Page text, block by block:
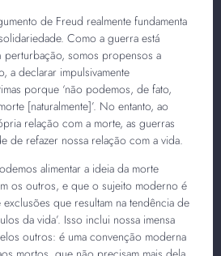
de Freud realmente fundamenta
Como a guerra está
perturbação, somos propensos a
a declarar impulsivamente
porque ‘não podemos, de fato,
[naturalmente]’. No entanto, ao
relação com a morte, as guerras
de refazer nossa relação com a vida.
alimentar a ideia da morte
os outros, e que o sujeito moderno é
que resultam na tendência de
da vida’. Isso inclui nossa imensa
outros: é uma convenção moderna